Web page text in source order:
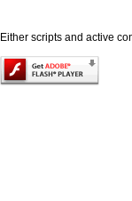
Either scripts and active